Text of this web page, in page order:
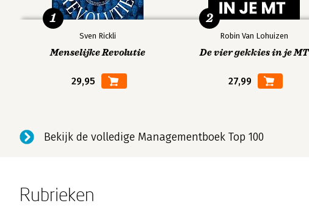
Sven Rickli
Menselijke Revolutie
29,95
1
Robin Van Lohuizen
De vier gekkies in je MT
27,99
2
Bekijk de volledige Managementboek Top 100
Rubrieken